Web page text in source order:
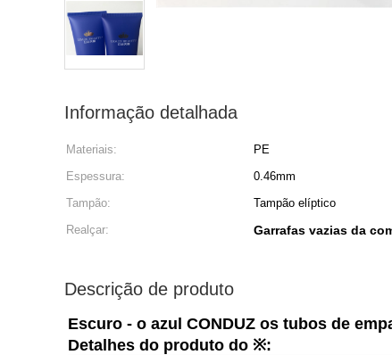
Informação detalhada
Materiais: PE
Espessura:
0.46mm
Tampão:
Tampão elíptico
Realçar:
Garrafas vazias da
Descrição de produto
Escuro - o azul CONDUZ os tubos de
Detalhes do produto do ※: